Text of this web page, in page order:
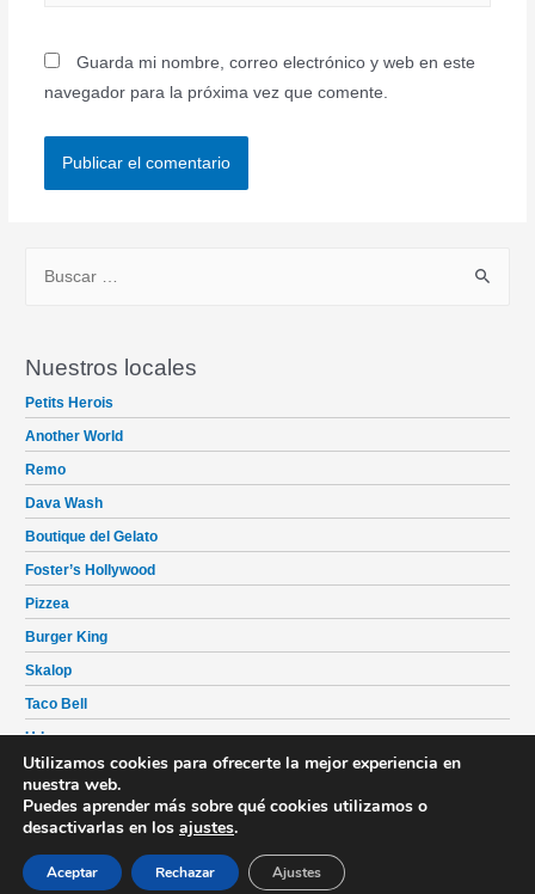
Guarda mi nombre, correo electrónico y web en este
navegador para la próxima vez que comente.
c
r
p
o
r
:
Nuestros locales
Petits Herois
Another World
Remo
Dava Wash
Boutique del Gelato
Foster’s Hollywood
Pizzea
Burger King
Skalop
Taco Bell
Udon
Tako-San
Profitness Urban Club
Ocimax Palma Aficine
Punt de Joc
Utilizamos cookies para ofrecerte la mejor experiencia en
nuestra web.
Puedes aprender más sobre qué cookies utilizamos o
desactivarlas en los ajustes.
Aceptar Rechazar Ajustes